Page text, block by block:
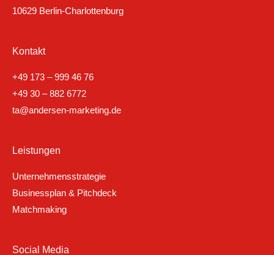
10629 Berlin-Charlottenburg
Kontakt
+49 173 – 999 46 76
+49 30 – 882 6772
ta@andersen-marketing.de
Leistungen
Unternehmensstrategie
Businessplan & Pitchdeck
Matchmaking
Social Media